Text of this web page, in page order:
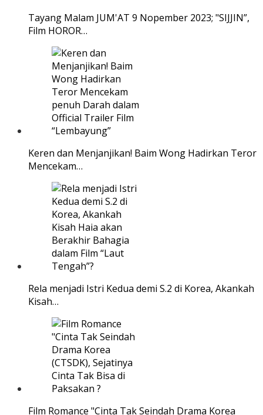
Tayang Malam JUM'AT 9 Nopember 2023; "SIJJIN”,
Film HOROR…
Keren dan Menjanjikan! Baim Wong Hadirkan Teror
Mencekam…
Rela menjadi Istri Kedua demi S.2 di Korea, Akankah
Kisah…
Film Romance "Cinta Tak Seindah Drama Korea